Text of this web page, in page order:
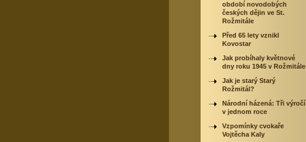
období novodobých
českých dějin ve St.
Rožmitále
Před 65 lety vznikl
Kovostar
Jak probíhaly květnové
dny roku 1945 v Rožmitále
Jak je starý Starý
Rožmitál?
Národní házená: Tři výročí
v jednom roce
Vzpomínky cvokaře
Vojtěcha Kaly